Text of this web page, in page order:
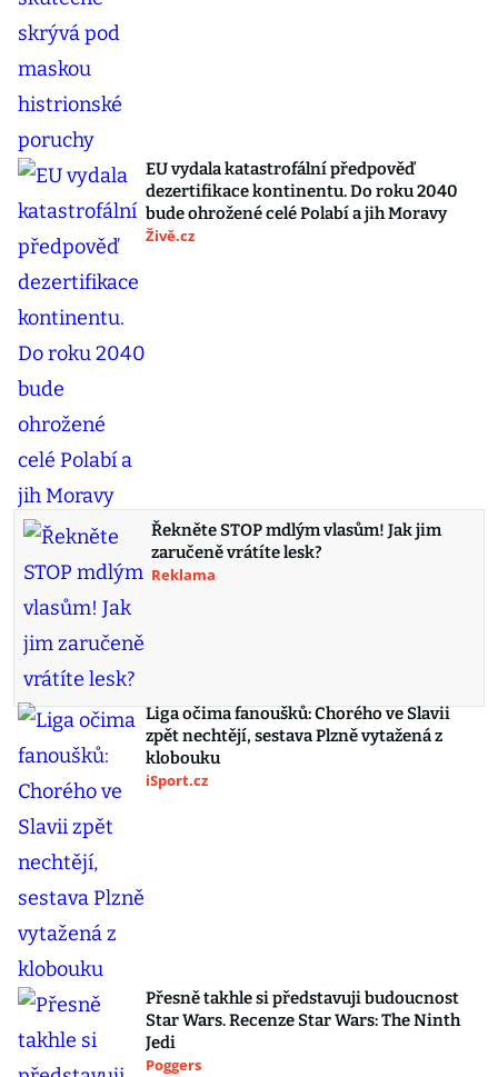
EU vydala katastrofální předpověď
dezertifikace kontinentu. Do roku 2040
bude ohrožené celé Polabí a jih Moravy
Živě.cz
Řekněte STOP mdlým vlasům! Jak jim
zaručeně vrátíte lesk?
Reklama
Liga očima fanoušků: Chorého ve Slavii
zpět nechtějí, sestava Plzně vytažená z
klobouku
iSport.cz
Přesně takhle si představuji budoucnost
Star Wars. Recenze Star Wars: The Ninth
Jedi
Poggers